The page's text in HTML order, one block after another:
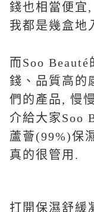
錢也相當便宜
我都是幾盒地
而Soo
錢、品質高的
們的產品, 慢
介給大家Soo
蘆薈(99%)保
真的很管用.
打開保濕舒緩